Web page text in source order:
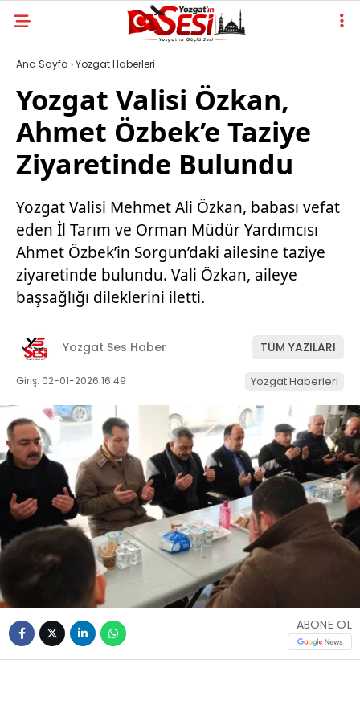
Ana Sayfa ›Yozgat Haberleri
Yozgat Valisi Özkan,
Ahmet Özbek’e Taziye
Ziyaretinde Bulundu
Yozgat Valisi Mehmet Ali Özkan, babası vefat
eden İl Tarım ve Orman Müdür Yardımcısı
Ahmet Özbek’in Sorgun’daki ailesine taziye
ziyaretinde bulundu. Vali Özkan, aileye
başsağlığı dileklerini iletti.
Yozgat Ses Haber TÜM YAZILARI
Giriş: 02-01-2026 16:49 Yozgat Haberleri
ABONE OL